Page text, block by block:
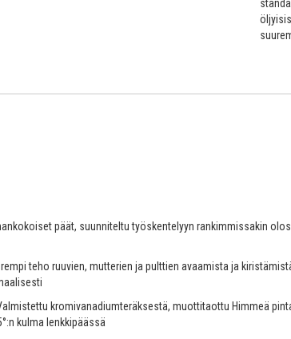
päät, suunniteltu työskentelyyn rankimmissakin
teho ruuvien, mutterien ja pulttien avaamista ja
kromivanadiumteräksestä, muottitaottu Himmeä
kulma lenkkipäässä